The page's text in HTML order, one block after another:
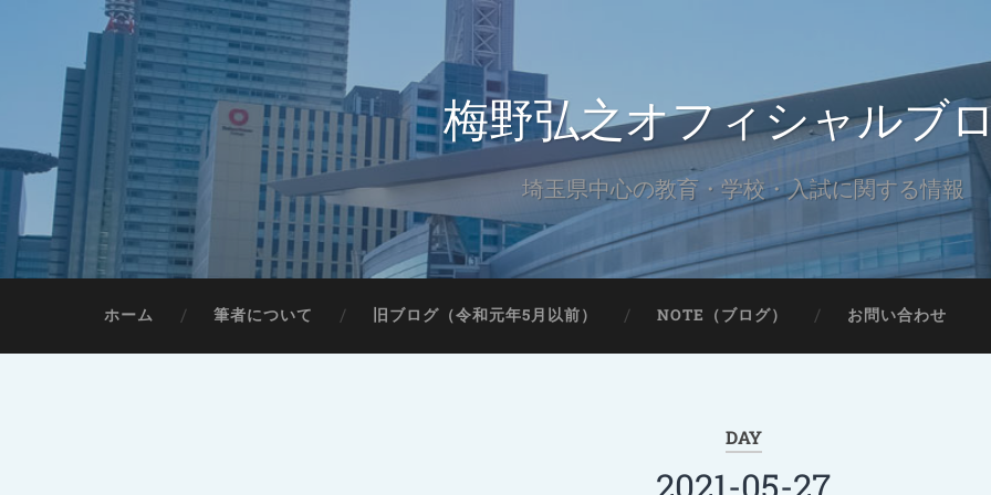
梅野弘之オフィシャルブ
埼玉県中心の教育・学校・入試に関する情報
ホーム 筆者について 旧ブログ（令和元年5月以前） NOTE（ブログ） お問い合わせ
DAY